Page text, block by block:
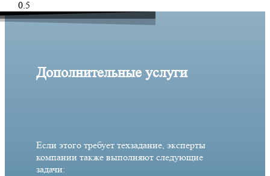
Дополнительные услуги
Если этого требует техзадание, эксперты
компании также выполняют следующие
задачи: